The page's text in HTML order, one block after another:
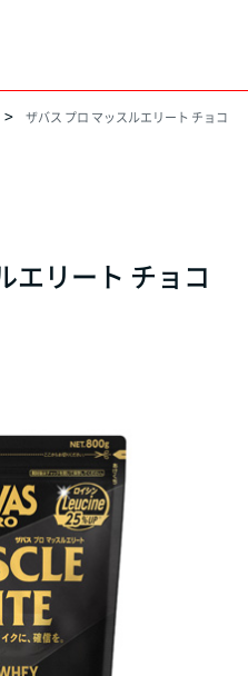
ザバス プロ マッスルエリート チョコ
エリート チョコ